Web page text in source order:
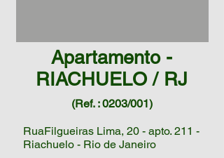
Apartamento -
RIACHUELO / RJ
(Ref. : 0203/001)
RuaFilgueiras Lima, 20 - apto. 211 -
Riachuelo - Rio de Janeiro